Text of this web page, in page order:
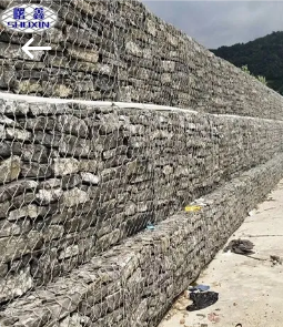
HEIM
PRODUKTE
ÜBER
UNS
Wire
Mesh
Co.,
Ltd..
All
Rights
Reserved.